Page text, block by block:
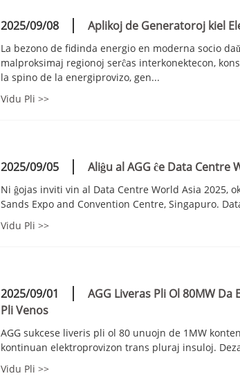
2025/09/08 Aplikoj de Generatoroj kiel
La bezono de fidinda energio en moderna socio
malproksimaj regionoj serĉas interkonektecon,
la spino de la energiprovizo, gen...
Vidu Pli >>
2025/09/05 Aliĝu al AGG ĉe Data Centre
Ni ĝojas inviti vin al Data Centre World Asia 2025,
Sands Expo and Convention Centre, Singapuro.
Vidu Pli >>
2025/09/01
AGG Liveras Pli Ol 80MW
Pli Venos
AGG sukcese liveris pli ol 80 unuojn de 1MW
kontinuan elektroprovizon trans pluraj insuloj.
Vidu Pli >>